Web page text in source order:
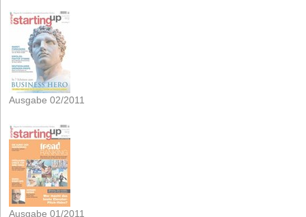
Ausgabe 02/2011
Ausgabe 01/2011